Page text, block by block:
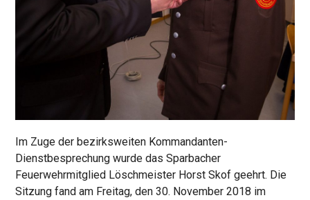
Im Zuge der bezirksweiten Kommandanten-
Dienstbesprechung wurde das Sparbacher
Feuerwehrmitglied Löschmeister Horst Skof geehrt. Die
Sitzung fand am Freitag, den 30. November 2018 im